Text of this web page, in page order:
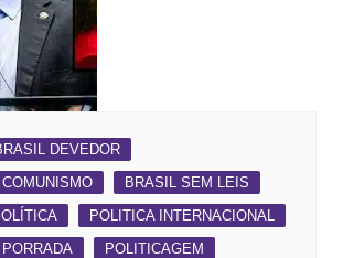
DEVEDOR
BRASIL SEM LEIS
POLITICA INTERNACIONAL
POLITICAGEM